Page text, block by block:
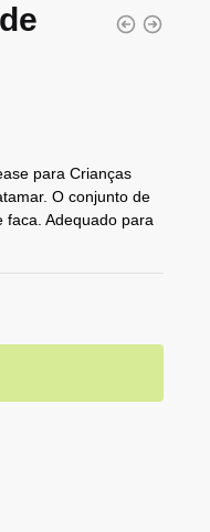
para Crianças
O conjunto de
faca. Adequado para